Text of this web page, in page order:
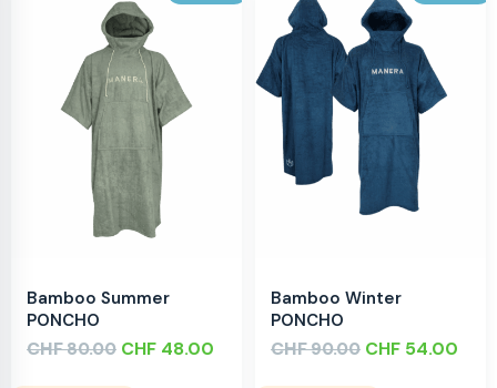
Bamboo Summer
PONCHO
CHF80.00 CHF 48.00
Bamboo Winter
PONCHO
CHF90.00 CHF 54.00